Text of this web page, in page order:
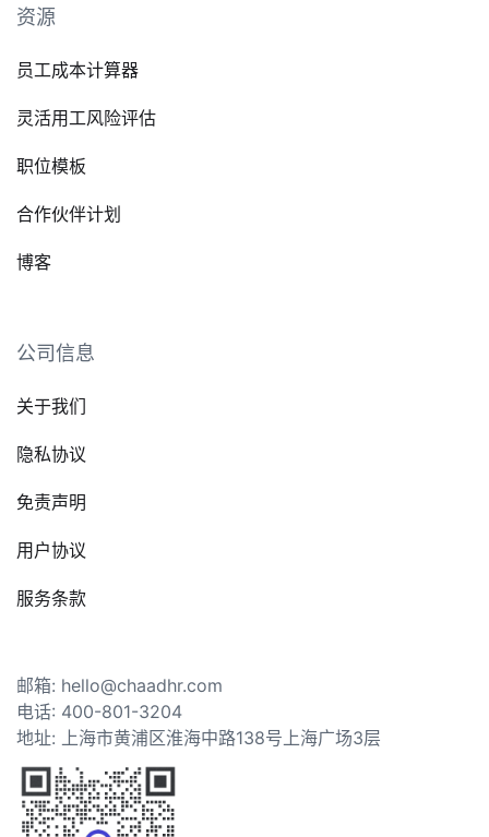
资源
员工成本计算器
灵活用工风险评估
职位模板
合作伙伴计划
博客
公司信息
关于我们
隐私协议
免责声明
用户协议
服务条款
邮箱: hello@chaadhr.com
电话: 400-801-3204
地址: 上海市黄浦区淮海中路138号上海广场3层